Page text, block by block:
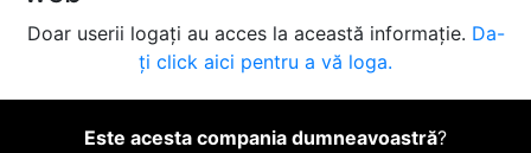
Doar userii logați au acces la această informație. Da-
ți click aici pentru a vă loga.
Este acesta compania dumneavoastră?